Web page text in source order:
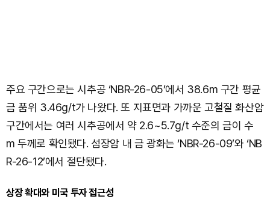
주요 구간으로는 시추공 ‘NBR-26-05’에서 38.6m 구간 평균
금 품위 3.46g/t가 나왔다. 또 지표면과 가까운 고철질 화산암
구간에서는 여러 시추공에서 약 2.6~5.7g/t 수준의 금이 수
m 두께로 확인됐다. 섬장암 내 금 광화는 ‘NBR-26-09’와 ‘NB
R-26-12’에서 절단됐다.
상장 확대와 미국 투자 접근성